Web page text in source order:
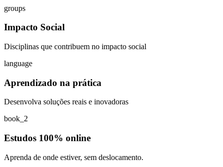
groups
Impacto Social
Disciplinas que contribuem no impacto social
language
Aprendizado na prática
Desenvolva soluções reais e inovadoras
book_2
Estudos 100% online
Aprenda de onde estiver, sem deslocamento.